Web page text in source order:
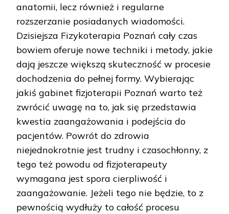
anatomii, lecz również i regularne
rozszerzanie posiadanych wiadomości.
Dzisiejsza Fizykoterapia Poznań cały czas
bowiem oferuje nowe techniki i metody, jakie
dają jeszcze większą skuteczność w procesie
dochodzenia do pełnej formy. Wybierając
jakiś gabinet fizjoterapii Poznań warto też
zwrócić uwagę na to, jak się przedstawia
kwestia zaangażowania i podejścia do
pacjentów. Powrót do zdrowia
niejednokrotnie jest trudny i czasochłonny, z
tego też powodu od fizjoterapeuty
wymagana jest spora cierpliwość i
zaangażowanie. Jeżeli tego nie będzie, to z
pewnością wydłuży to całość procesu